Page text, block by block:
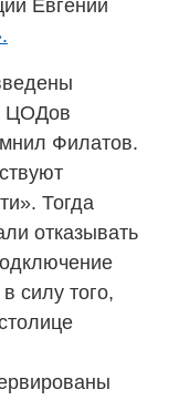
Евгений
ЦОДов
Филатов.
Тогда
отказывать
силу того,